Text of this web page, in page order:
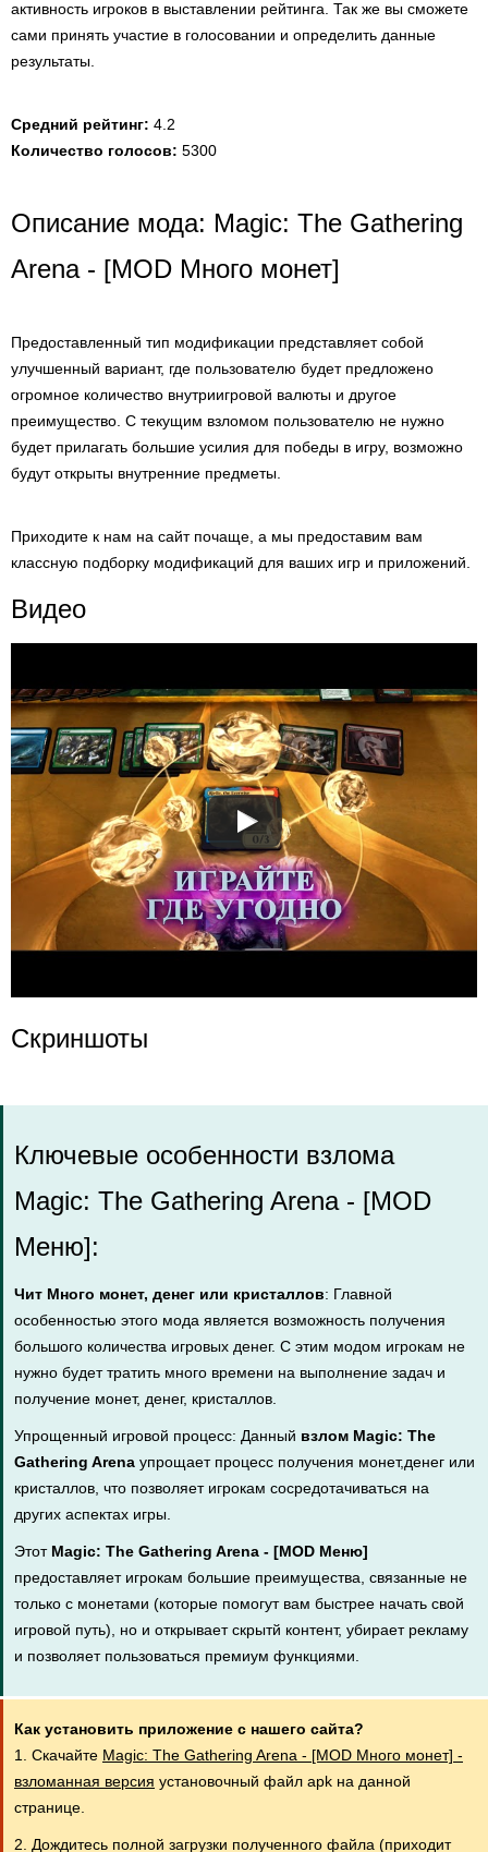
активность игроков в выставлении рейтинга. Так же вы сможете
сами принять участие в голосовании и определить данные
результаты.
Средний рейтинг: 4.2
Количество голосов: 5300
Описание мода: Magic: The Gathering
Arena - [MOD Много монет]
Предоставленный тип модификации представляет собой
улучшенный вариант, где пользователю будет предложено
огромное количество внутриигровой валюты и другое
преимущество. С текущим взломом пользователю не нужно
будет прилагать большие усилия для победы в игру, возможно
будут открыты внутренние предметы.
Приходите к нам на сайт почаще, а мы предоставим вам
классную подборку модификаций для ваших игр и приложений.
Видео
Скриншоты
Ключевые особенности взлома
Magic: The Gathering Arena - [MOD
Меню]:
Чит Много монет, денег или кристаллов: Главной
особенностью этого мода является возможность получения
большого количества игровых денег. С этим модом игрокам не
нужно будет тратить много времени на выполнение задач и
получение монет, денег, кристаллов.
Упрощенный игровой процесс: Данный взлом Magic: The
Gathering Arena упрощает процесс получения монет,денег или
кристаллов, что позволяет игрокам сосредотачиваться на
других аспектах игры.
Этот Magic: The Gathering Arena - [MOD Меню]
предоставляет игрокам большие преимущества, связанные не
только с монетами (которые помогут вам быстрее начать свой
игровой путь), но и открывает скрытй контент, убирает рекламу
и позволяет пользоваться премиум функциями.
Как установить приложение с нашего сайта?
1. Скачайте Magic: The Gathering Arena - [MOD Много монет] -
взломанная версия установочный файл apk на данной
странице.
2. Дождитесь полной загрузки полученного файла (приходит